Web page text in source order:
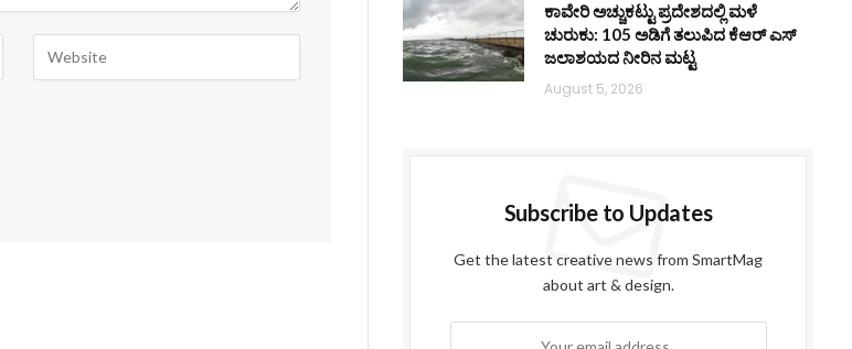
ಕಾವೇರಿ ಅಚ್ಚುಕಟ್ಟು ಪ್ರದೇಶದಲ್ಲಿ ಮಳೆ
ಚುರುಕು: 105 ಅಡಿಗೆ ತಲುಪಿದ ಕೆಆರ್ ಎಸ್
ಜಲಾಶಯದ ನೀರಿನ ಮಟ್ಟ
August 5, 2026
Subscribe to Updates
Get the latest creative news from SmartMag
about art & design.